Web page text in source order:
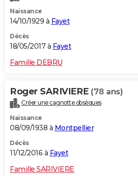
Naissance
14/10/1929 à Fayet
Décès
18/05/2017 à Fayet
Famille DEBRU
Roger SARIVIERE (78 ans)
Créer une cagnotte obsèques
Naissance
08/09/1938 à Montpellier
Décès
11/12/2016 à Fayet
Famille SARIVIERE